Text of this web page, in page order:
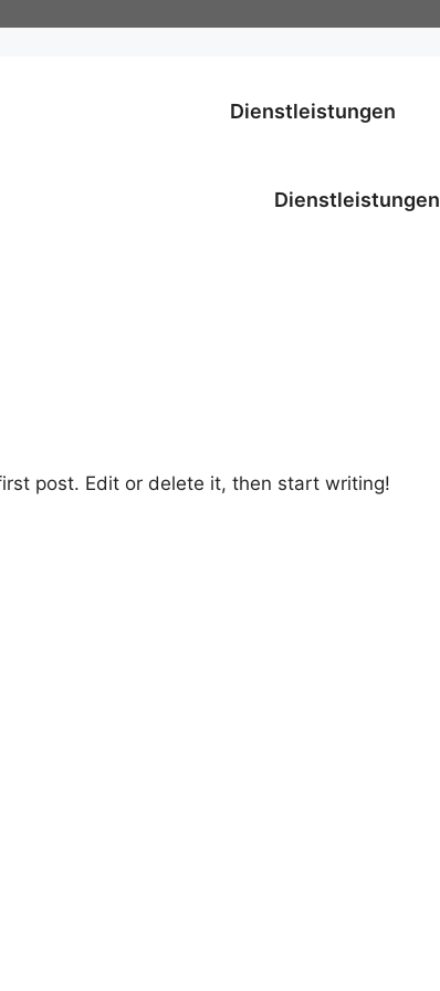
Dienstleistungen
Dienstleistungen
post. Edit or delete it, then start writing!